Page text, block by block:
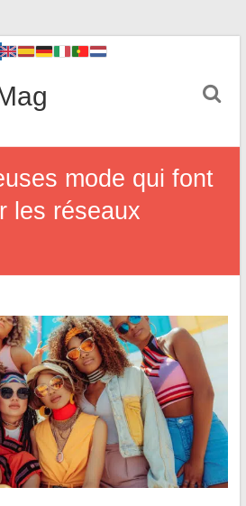
mode qui font
les réseaux